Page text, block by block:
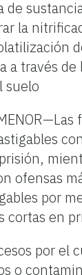
de
la
a través de
suelo
ofensas
por
cortas en
por el
o